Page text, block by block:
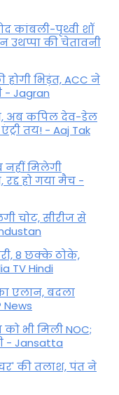
कांबली-पृथ्वी शॉ
उथप्पा की चेतावनी
भिड़ंत, ACC ने
- Jagran
अब कपिल देव-डेल
तय! - Aaj Tak
नहीं मिलेगी
रद्द हो गया मैच -
चोट, सीरीज से
8 छक्के ठोके,
Hindi
एलान, बदला
News
भी मिली NOC;
- Jansatta
की तलाश, पंत ने